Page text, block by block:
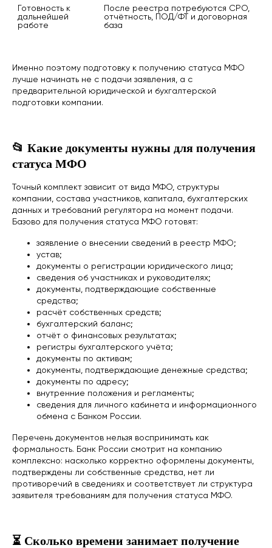
Готовность к
дальнейшей
работе
После реестра потребуются СРО,
отчётность, ПОД/ФТ и договорная
база
Именно поэтому подготовку к получению статуса МФО
лучше начинать не с подачи заявления, а с
предварительной юридической и бухгалтерской
подготовки компании.
📂 Какие документы нужны для получения
статуса МФО
Точный комплект зависит от вида МФО, структуры
компании, состава участников, капитала, бухгалтерских
данных и требований регулятора на момент подачи.
Базово для получения статуса МФО готовят:
заявление о внесении сведений в реестр МФО;
устав;
документы о регистрации юридического лица;
сведения об участниках и руководителях;
документы, подтверждающие собственные
средства;
расчёт собственных средств;
бухгалтерский баланс;
отчёт о финансовых результатах;
регистры бухгалтерского учёта;
документы по активам;
документы, подтверждающие денежные средства;
документы по адресу;
внутренние положения и регламенты;
сведения для личного кабинета и информационного
обмена с Банком России.
Перечень документов нельзя воспринимать как
формальность. Банк России смотрит на компанию
комплексно: насколько корректно оформлены документы,
подтверждены ли собственные средства, нет ли
противоречий в сведениях и соответствует ли структура
заявителя требованиям для получения статуса МФО.
⏳ Сколько времени занимает получение